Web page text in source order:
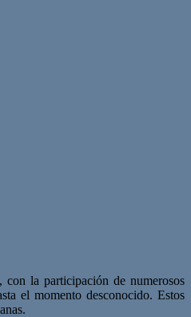
la participación de numerosos
el momento desconocido. Estos